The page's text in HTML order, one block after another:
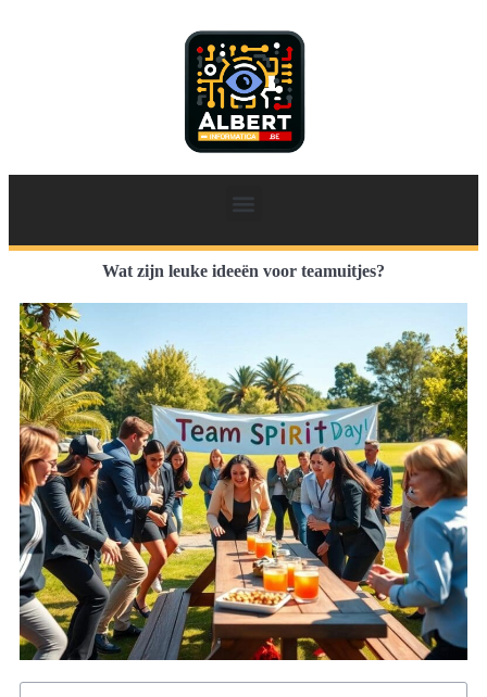
Wat zijn leuke ideeën voor teamuitjes?